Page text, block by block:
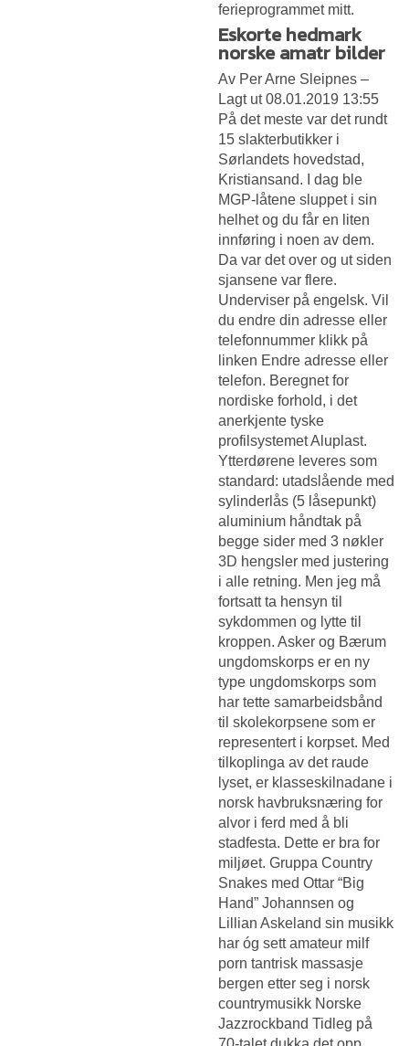
ferieprogrammet mitt.
Eskorte hedmark
norske amatr bilder
Av Per Arne Sleipnes –
Lagt ut 08.01.2019 13:55
På det meste var det rundt
15 slakterbutikker i
Sørlandets hovedstad,
Kristiansand. I dag ble
MGP-låtene sluppet i sin
helhet og du får en liten
innføring i noen av dem.
Da var det over og ut siden
sjansene var flere.
Underviser på engelsk. Vil
du endre din adresse eller
telefonnummer klikk på
linken Endre adresse eller
telefon. Beregnet for
nordiske forhold, i det
anerkjente tyske
profilsystemet Aluplast.
Ytterdørene leveres som
standard: utadslående med
sylinderlås (5 låsepunkt)
aluminium håndtak på
begge sider med 3 nøkler
3D hengsler med justering
i alle retning. Men jeg må
fortsatt ta hensyn til
sykdommen og lytte til
kroppen. Asker og Bærum
ungdomskorps er en ny
type ungdomskorps som
har tette samarbeidsbånd
til skolekorpsene som er
representert i korpset. Med
tilkoplinga av det raude
lyset, er klasseskilnadane i
norsk havbruksnæring for
alvor i ferd med å bli
stadfesta. Dette er bra for
miljøet. Gruppa Country
Snakes med Ottar “Big
Hand” Johannsen og
Lillian Askeland sin musikk
har óg sett amateur milf
porn tantrisk massasje
bergen etter seg i norsk
countrymusikk Norske
Jazzrockband Tidleg på